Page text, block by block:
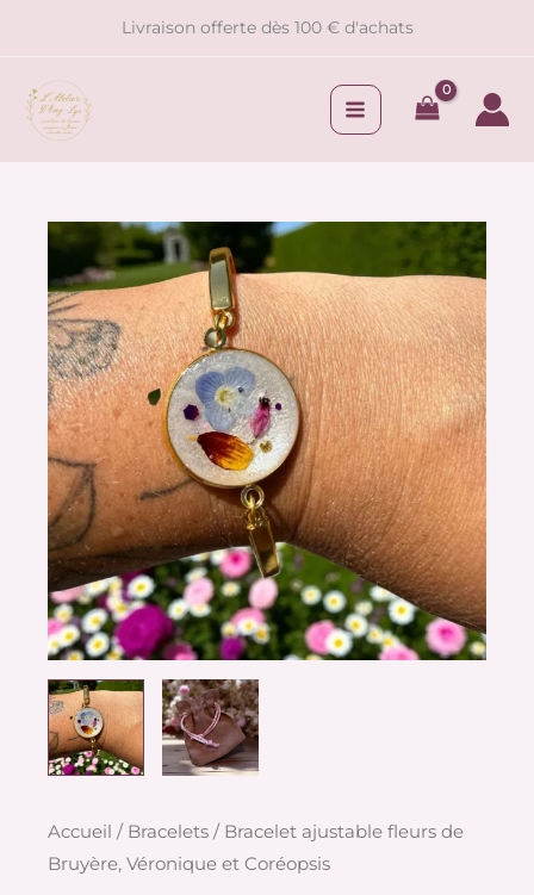
contenu
Livraison offerte dès 100 € d'achats
Accueil / Bracelets / Bracelet ajustable fleurs de
Bruyère, Véronique et Coréopsis
quantité
de
de
Bruyère,